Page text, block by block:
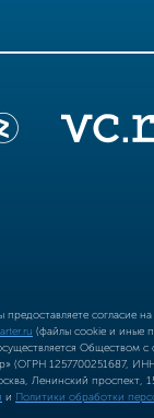
предоставляете согласие
(файлы cookie и иные
Обществом с
(ОГРН 1257700251687,
Ленинский проспект,
и Политики обработки